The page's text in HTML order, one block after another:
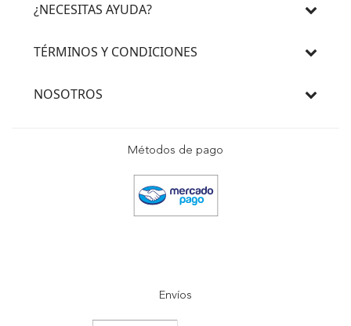
¿NECESITAS AYUDA?
TÉRMINOS Y CONDICIONES
NOSOTROS
Métodos de pago
Envíos